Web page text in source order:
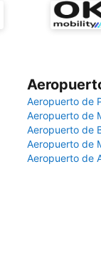
Aeropuerto de
Aeropuerto de
Aeropuerto de
Aeropuerto de
Aeropuerto de